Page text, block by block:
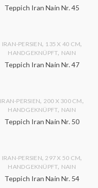
Teppich Iran Nain Nr. 45
IRAN-PERSIEN, 135 X 40 CM,
HANDGEKNÜPFT, NAIN
Teppich Iran Nain Nr. 47
IRAN-PERSIEN, 200 X 300 CM,
HANDGEKNÜPFT, NAIN
Teppich Iran Nain Nr. 50
IRAN-PERSIEN, 297 X 50 CM,
HANDGEKNÜPFT, NAIN
Teppich Iran Nain Nr. 54